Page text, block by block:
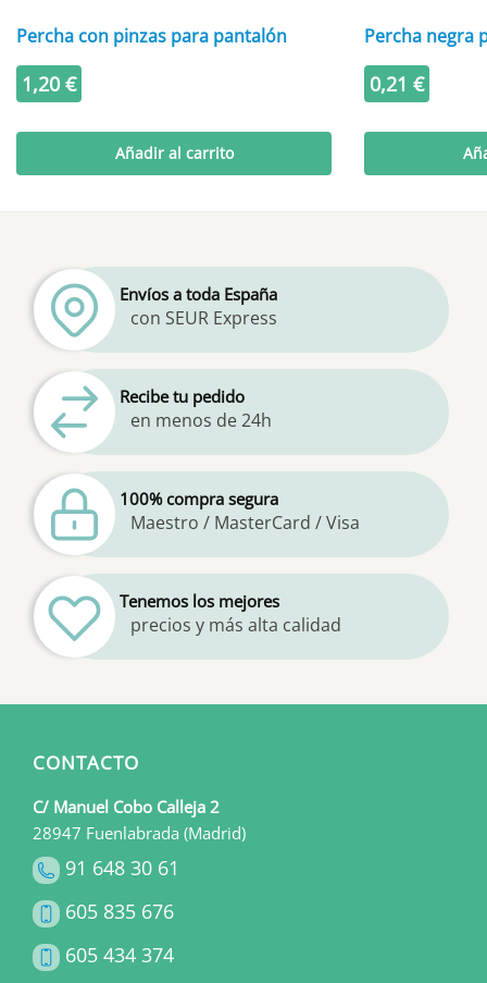
Percha con pinzas para pantalón
1,20 €
Añadir al carrito
Percha negra
0,21 €
Envíos a toda España
con SEUR Express
Recibe tu pedido
en menos de 24h
100% compra segura
Maestro / MasterCard / Visa
Tenemos los mejores
precios y más alta calidad
CONTACTO
C/ Manuel Cobo Calleja 2
28947 Fuenlabrada (Madrid)
91 648 30 61
605 835 676
605 434 374